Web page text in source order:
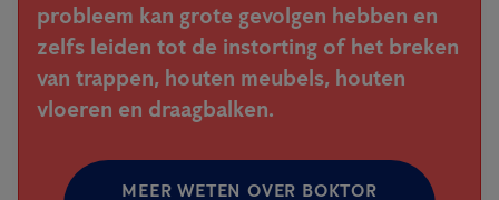
probleem kan grote gevolgen hebben en
zelfs leiden tot de instorting of het breken
van trappen, houten meubels, houten
vloeren en draagbalken.
MEER WETEN OVER BOKTOR